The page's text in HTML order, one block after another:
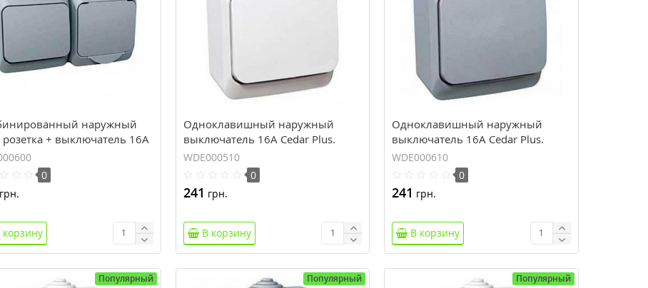
наружный
розетка + выключатель 16A
Plus. Серый. WDE000600
0
корзину
Одноклавишный наружный
выключатель 16A Cedar Plus.
Белый. WDE000510
WDE000510
0
241 грн.
В корзину
Одноклавишный наружный
выключатель 16A Cedar Plus.
Серый. WDE000610
WDE000610
0
241 грн.
В корзину
Популярный Популярный Популярный